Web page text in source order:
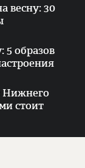
весну: 30
5 образов
Нижнего
стоит